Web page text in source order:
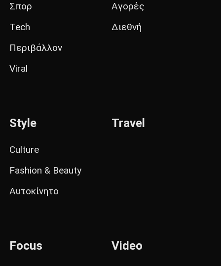
Σπορ
Tech
Περιβάλλον
Viral
Αγορές
Διεθνή
Style
Culture
Fashion & Beauty
Αυτοκίνητο
Travel
Focus Video